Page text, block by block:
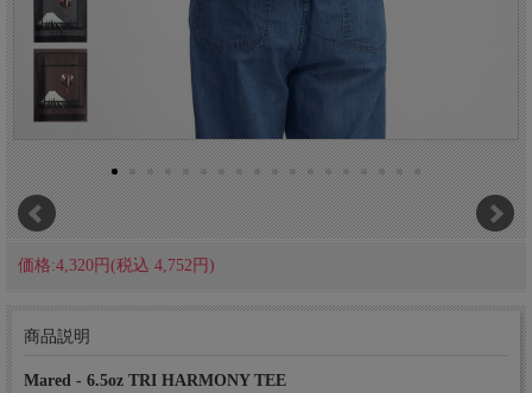
価格:4,320円(税込 4,752円)
商品説明
Mared - 6.5oz TRI HARMONY TEE